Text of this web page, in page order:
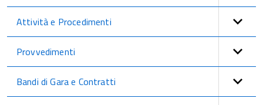
Attività e Procedimenti
Provvedimenti
Bandi di Gara e Contratti